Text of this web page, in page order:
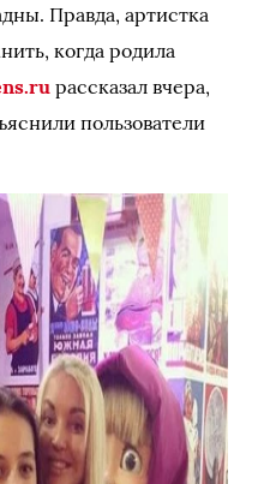
Правда, артистка
когда родила
рассказал вчера,
пользователи